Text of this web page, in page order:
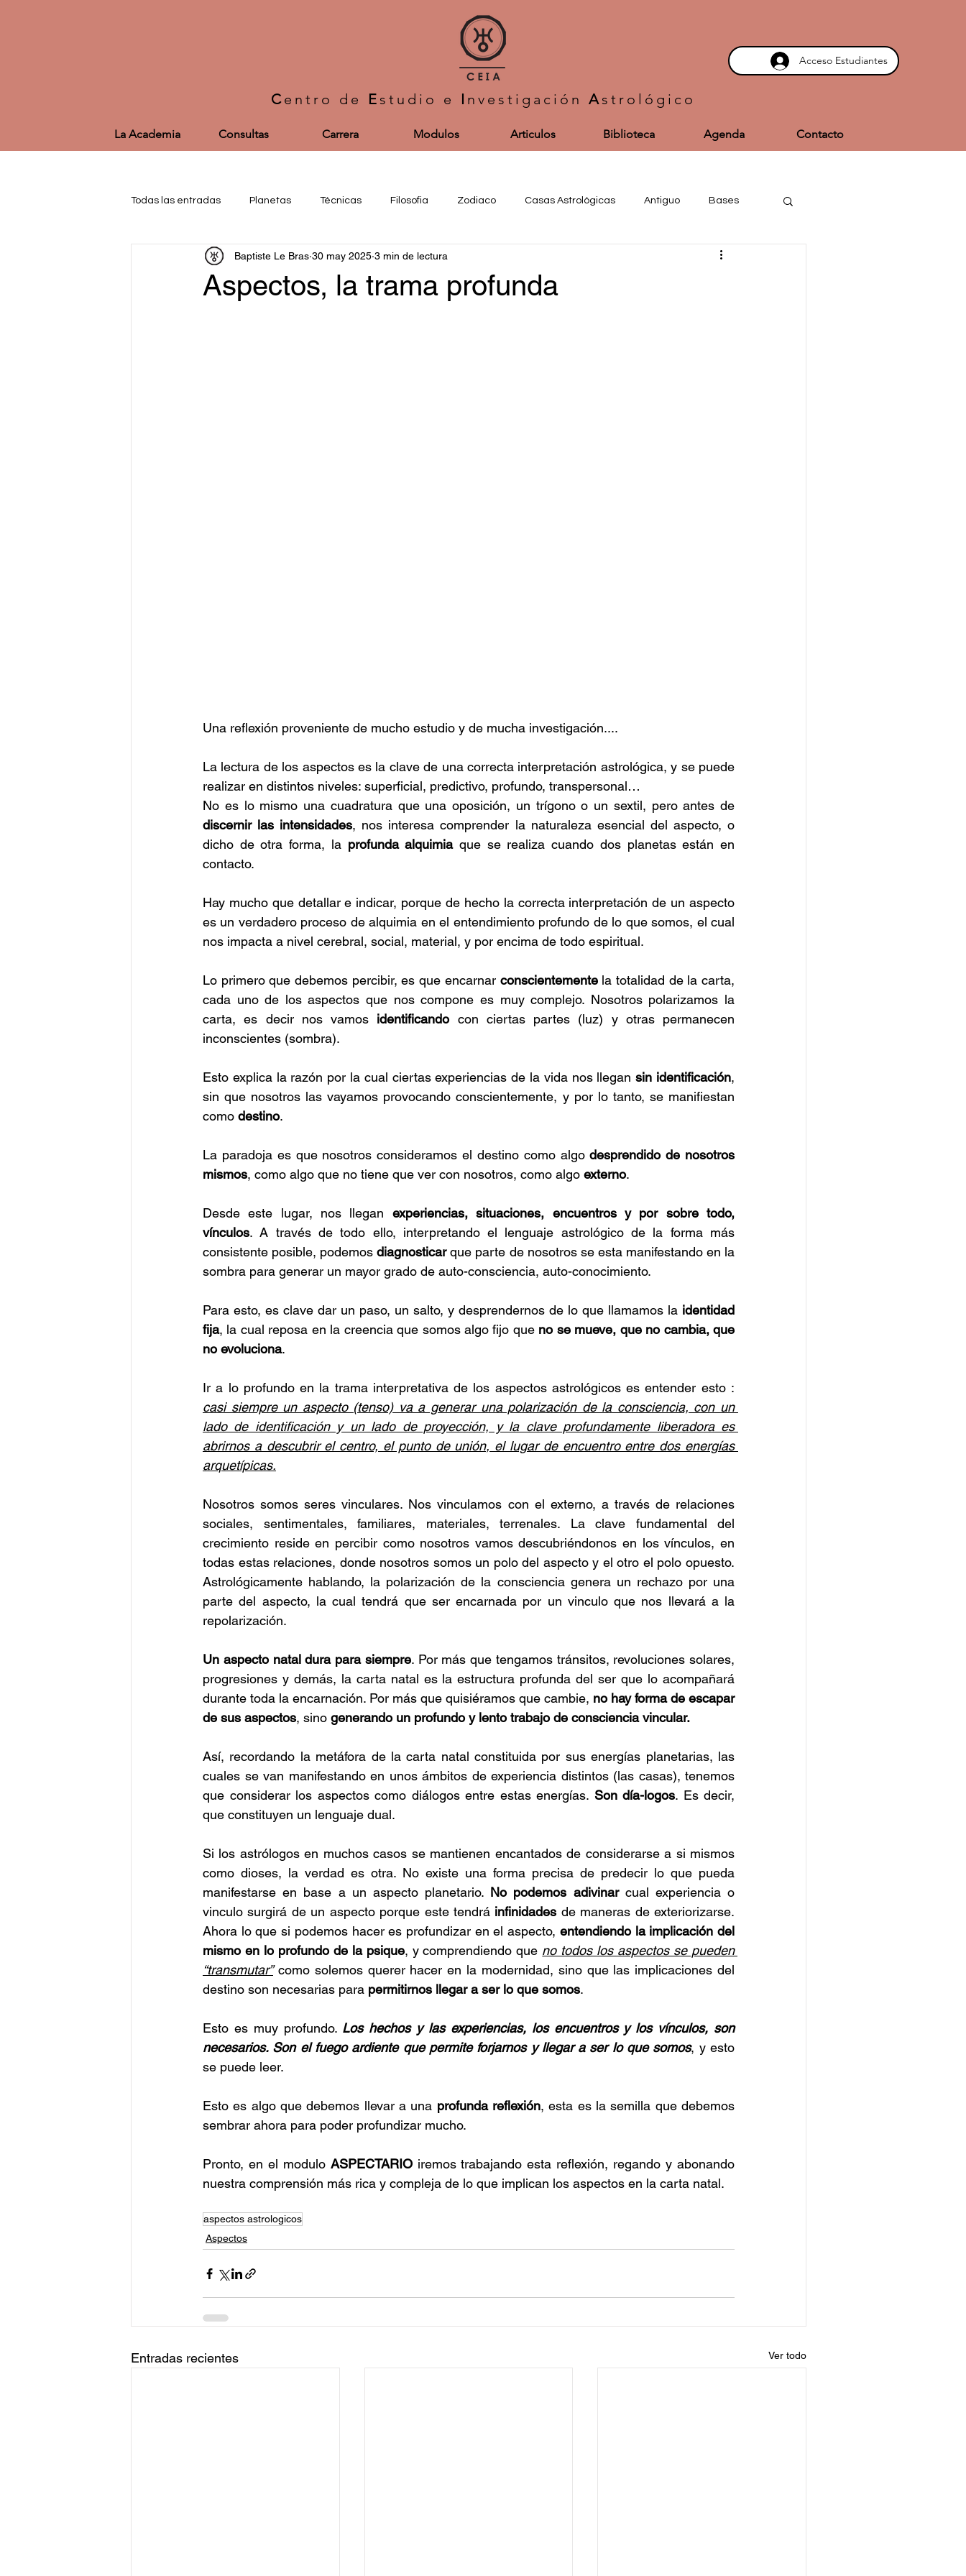
Acceso Estudiantes
Centro de Estudio e I nvestigación Astrológico
La Academia Consultas Carrera Modulos Articulos Biblioteca Agenda Contacto
Todas las entradas Planetas Técnicas Filosofia Zodiaco Casas Astrológicas Antiguo Bases
Interpretación Esotérico Aspectos Eventos
Aspectos, la trama profunda
Baptiste Le Bras 30 may 2025 3 min de lectura
Una reflexión proveniente de mucho estudio y de mucha investigación....
La lectura de los aspectos es la clave de una correcta interpretación astrológica, y se puede
realizar en distintos niveles: superficial, predictivo, profundo, transpersonal…
discernir las intensidades, nos interesa comprender la naturaleza esencial del aspecto, o
dicho de otra forma, la profunda alquimia que se realiza cuando dos planetas están en
contacto.
Hay mucho que detallar e indicar, porque de hecho la correcta interpretación de un aspecto
es un verdadero proceso de alquimia en el entendimiento profundo de lo que somos, el cual
nos impacta a nivel cerebral, social, material, y por encima de todo espiritual.
Lo primero que debemos percibir, es que encarnar conscientemente la totalidad de la carta,
cada uno de los aspectos que nos compone es muy complejo. Nosotros polarizamos la
carta, es decir nos vamos identificando con ciertas partes (luz) y otras permanecen
inconscientes (sombra).
Esto explica la razón por la cual ciertas experiencias de la vida nos llegan sin identificación,
sin que nosotros las vayamos provocando conscientemente, y por lo tanto, se manifiestan
como destino.
La paradoja es que nosotros consideramos el destino como algo desprendido de nosotros
mismos, como algo que no tiene que ver con nosotros, como algo externo.
Desde este lugar, nos llegan experiencias, situaciones, encuentros y por sobre todo,
vínculos. A través de todo ello, interpretando el lenguaje astrológico de la forma más
consistente posible, podemos diagnosticar que parte de nosotros se esta manifestando en la
sombra para generar un mayor grado de auto-consciencia, auto-conocimiento.
Para esto, es clave dar un paso, un salto, y desprendernos de lo que llamamos la identidad
fija, la cual reposa en la creencia que somos algo fijo que no se mueve, que no cambia, que
no evoluciona.
casi siempre un aspecto (tenso) va a generar una polarización de la consciencia, con un
lado de identificación y un lado de proyección, y la clave profundamente liberadora es
abrirnos a descubrir el centro, el punto de unión, el lugar de encuentro entre dos energías
arquetípicas.
Nosotros somos seres vinculares. Nos vinculamos con el externo, a través de relaciones
sociales, sentimentales, familiares, materiales, terrenales. La clave fundamental del
crecimiento reside en percibir como nosotros vamos descubriéndonos en los vínculos, en
todas estas relaciones, donde nosotros somos un polo del aspecto y el otro el polo opuesto.
Astrológicamente hablando, la polarización de la consciencia genera un rechazo por una
parte del aspecto, la cual tendrá que ser encarnada por un vinculo que nos llevará a la
repolarización.
Un aspecto natal dura para siempre. Por más que tengamos tránsitos, revoluciones solares,
progresiones y demás, la carta natal es la estructura profunda del ser que lo acompañará
durante toda la encarnación. Por más que quisiéramos que cambie, no hay forma de escapar
de sus aspectos, sino generando un profundo y lento trabajo de consciencia vincular.
Así, recordando la metáfora de la carta natal constituida por sus energías planetarias, las
cuales se van manifestando en unos ámbitos de experiencia distintos (las casas), tenemos
que considerar los aspectos como diálogos entre estas energías. Son día-logos. Es decir,
que constituyen un lenguaje dual.
Si los astrólogos en muchos casos se mantienen encantados de considerarse a si mismos
como dioses, la verdad es otra. No existe una forma precisa de predecir lo que pueda
manifestarse en base a un aspecto planetario. No podemos adivinar cual experiencia o
vinculo surgirá de un aspecto porque este tendrá infinidades de maneras de exteriorizarse.
Ahora lo que si podemos hacer es profundizar en el aspecto, entendiendo la implicación del
mismo en lo profundo de la psique, y comprendiendo que no todos los aspectos se pueden
“transmutar” como solemos querer hacer en la modernidad, sino que las implicaciones del
destino son necesarias para permitirnos llegar a ser lo que somos.
Esto es muy profundo. Los hechos y las experiencias, los encuentros y los vínculos, son
necesarios. Son el fuego ardiente que permite forjarnos y llegar a ser lo que somos, y esto
se puede leer.
Esto es algo que debemos llevar a una profunda reflexión, esta es la semilla que debemos
sembrar ahora para poder profundizar mucho.
Pronto, en el modulo ASPECTARIO iremos trabajando esta reflexión, regando y abonando
nuestra comprensión más rica y compleja de lo que implican los aspectos en la carta natal.
aspectos astrologicos
Aspectos
Entradas recientes Ver todo